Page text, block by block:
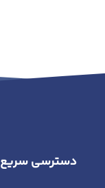
دسترسی سریع